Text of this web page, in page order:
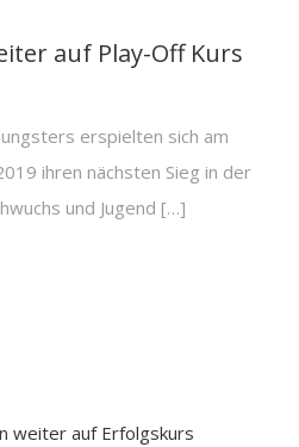
auf Play-Off Kurs
erspielten sich am
ihren nächsten Sieg in der
und Jugend […]